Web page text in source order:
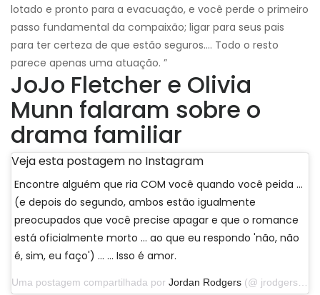
lotado e pronto para a evacuação, e você perde o primeiro
passo fundamental da compaixão; ligar para seus pais
para ter certeza de que estão seguros…. Todo o resto
parece apenas uma atuação. ”
JoJo Fletcher e Olivia
Munn falaram sobre o
drama familiar
Veja esta postagem no Instagram
Encontre alguém que ria COM você quando você peida ...
(e depois do segundo, ambos estão igualmente
preocupados que você precise apagar e que o romance
está oficialmente morto ... ao que eu respondo 'não, não
é, sim, eu faço') ... … Isso é amor.
Uma postagem compartilhada por Jordan Rodgers (@ jrodgers11) em 25 de novembro de 2019 às 17:52 PST